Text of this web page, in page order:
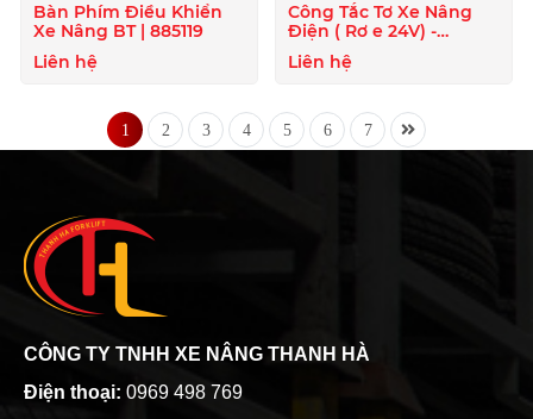
Bàn Phím Điều Khiển
Xe Nâng BT | 885119
Liên hệ
Công Tắc Tơ Xe Nâng
Điện ( Rơ e 24V) -
824020
Liên hệ
1 2 3 4 5 6 7
CÔNG TY TNHH XE NÂNG THANH HÀ
Điện thoại: 0969 498 769